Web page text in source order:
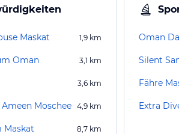
Maskat 1,9 km
Oman 3,1 km
3,6 km
Moschee 4,9 km
Maskat 8,7 km
Oman
Silent
Fähre
Extra